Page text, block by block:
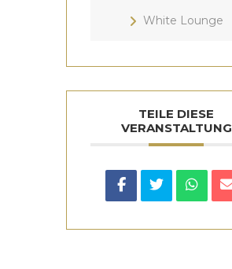
White Lounge
TEILE DIESE
VERANSTALTUNG